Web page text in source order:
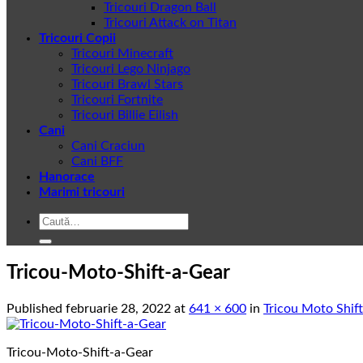
Tricouri Dragon Ball
Tricouri Attack on Titan
Tricouri Copii
Tricouri Minecraft
Tricouri Lego Ninjago
Tricouri Brawl Stars
Tricouri Fortnite
Tricouri Billie Eilish
Cani
Cani Craciun
Cani BFF
Hanorace
Marimi tricouri
Caută
Tricou-Moto-Shift-a-Gear
Published februarie 28, 2022 at 641 × 600 in Tricou Moto
Tricou-Moto-Shift-a-Gear